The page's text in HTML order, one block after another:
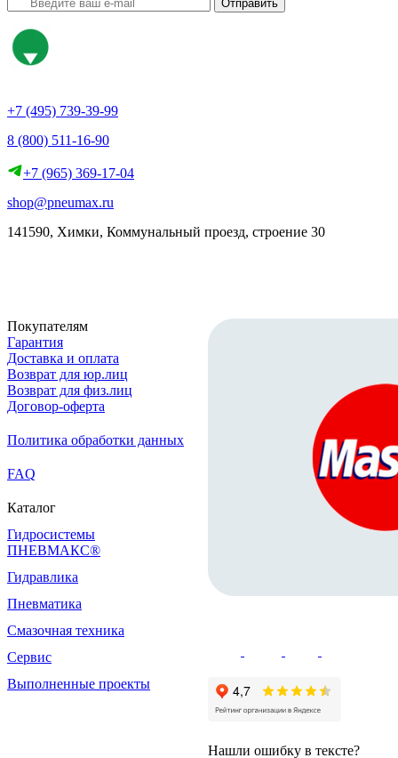
Отправить
+7 (495) 739-39-99
8 (800) 511-16-90
+7 (965) 369-17-04
shop@pneumax.ru
141590, Химки, Коммунальный проезд, строение 30
Покупателям
Гарантия
Доставка и оплата
Возврат для юр.лиц
Возврат для физ.лиц
Договор-оферта
Политика обработки данных
FAQ
Каталог
Гидросистемы
ПНЕВМАКС®
Гидравлика
Пневматика
Смазочная техника
Сервис
Выполненные проекты
Нашли ошибку в тексте?